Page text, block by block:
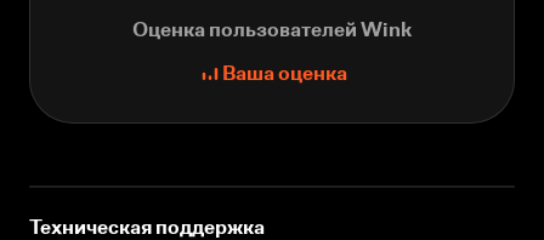
Оценка пользователей Wink
Ваша оценка
Техническая поддержка